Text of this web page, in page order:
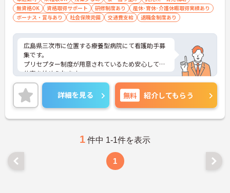
無資格OK
資格取得サポート 研修制度あり
産休･育休･介護休暇取得実績あり
ボーナス・賞与あり
社会保険完備 交通費支給 退職金制度あり
広島県三次市に位置する療養型病院にて看護助手募
集です。
プリセプター制度が用意されているため安心してお
仕事を始められます。
また、単身寮や託児所など福利厚生制度も充実して
おり、ライフステージが変わっても働き続けやすい
職場です。
ご興味のある方には、面接対策ポイントなど、さら
に詳細をお話いたしますので、お気軽にご相談くだ
詳細を見る 無料 紹介してもらう
1 件中 1-1件を表示
1